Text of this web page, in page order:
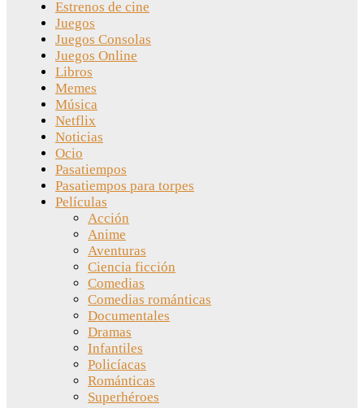
Estrenos de cine
Juegos
Juegos Consolas
Juegos Online
Libros
Memes
Música
Netflix
Noticias
Ocio
Pasatiempos
Pasatiempos para torpes
Películas
Acción
Anime
Aventuras
Ciencia ficción
Comedias
Comedias románticas
Documentales
Dramas
Infantiles
Policíacas
Románticas
Superhéroes